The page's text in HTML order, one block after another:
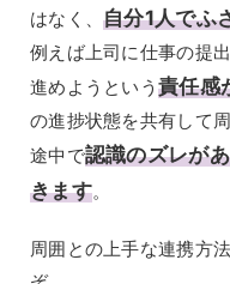
はなく、自分1人でふ
例えば上司に仕事の提
進めようという責任感
の進捗状態を共有して
途中で認識のズレが
きます。
周囲との上手な連携方